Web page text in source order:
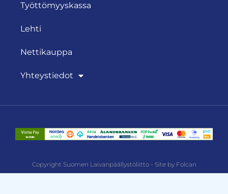
Työttömyyskassa
Lehti
Nettikauppa
Yhteystiedot
Copyright Suomen Laivanpäällystöliitto - Site by Folcan